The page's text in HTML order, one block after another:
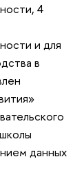
4
и для
в
данных